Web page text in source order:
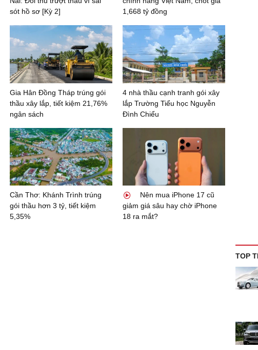
sót hồ sơ [Kỳ 2]
1,668 tỷ đồng
Gia Hân Đồng Tháp trúng gói
thầu xây lắp, tiết kiệm 21,76%
ngân sách
4 nhà thầu cạnh tranh gói xây
lắp Trường Tiểu học Nguyễn
Đình Chiểu
Cần Thơ: Khánh Trình trúng
gói thầu hơn 3 tỷ, tiết kiệm
5,35%
Nên mua iPhone 17 cũ
giảm giá sâu hay chờ iPhone
18 ra mắt?
TOP